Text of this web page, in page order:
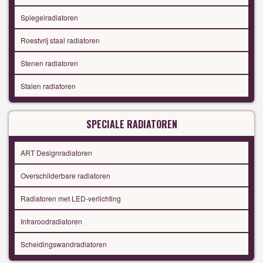
Spiegelradiatoren
Roestvrij staal radiatoren
Stenen radiatoren
Stalen radiatoren
SPECIALE RADIATOREN
ART Designradiatoren
Overschilderbare radiatoren
Radiatoren met LED-verlichting
Infraroodradiatoren
Scheidingswandradiatoren